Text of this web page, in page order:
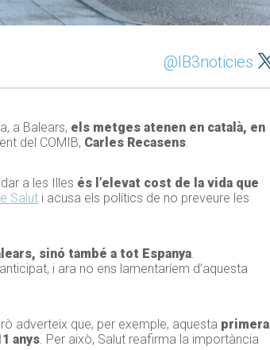
@IB3noticies
a Balears, els metges atenen en català, en
del COMIB, Carles Recasens.
a les Illes és l’elevat cost de la vida que
Salut i acusa els polítics de no preveure les
sinó també a tot Espanya.
i ara no ens lamentaríem d’aquesta
adverteix que, per exemple, aquesta primera
anys. Per això, Salut reafirma la importància